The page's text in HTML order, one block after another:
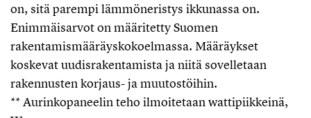
on, sitä parempi lämmöneristys ikkunassa on.
Enimmäisarvot on määritetty Suomen
rakentamismääräyskokoelmassa. Määräykset
koskevat uudisrakentamista ja niitä sovelletaan
rakennusten korjaus- ja muutostöihin.
** Aurinkopaneelin teho ilmoitetaan wattipiikkeinä,